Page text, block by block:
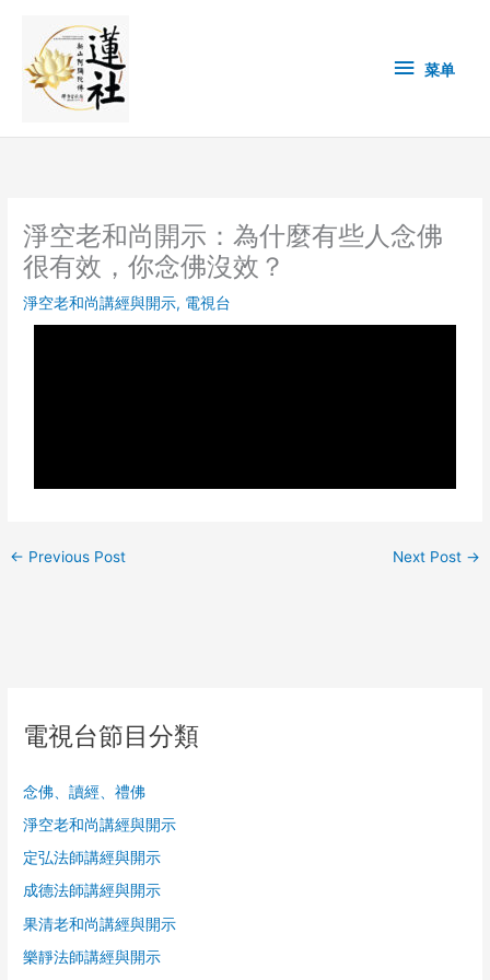
content
单 菜单
淨空老和尚開示：為什麼有些人念佛
很有效，你念佛沒效？
淨空老和尚講經與開示, 電視台
← Previous Post Next Post →
電視台節目分類
念佛、讀經、禮佛
淨空老和尚講經與開示
定弘法師講經與開示
成德法師講經與開示
果清老和尚講經與開示
樂靜法師講經與開示